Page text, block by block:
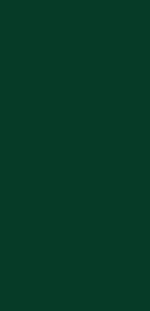
ikke
Med 50
problemer
gå glipp av
MP er det